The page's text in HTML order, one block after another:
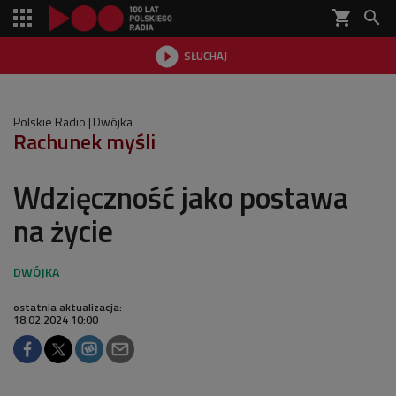
shopping_cart 
 SŁUCHAJ

Polskie Radio Dwójka
Rachunek myśli
Wdzięczność jako postawa
na życie
ostatnia aktualizacja:
18.02.2024 10:00